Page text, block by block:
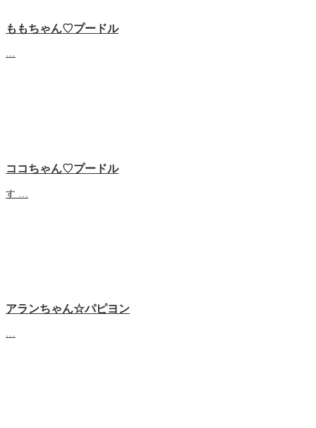
ももちゃん♡プードル
ココちゃん♡プードル
す …
アランちゃん☆パピヨン